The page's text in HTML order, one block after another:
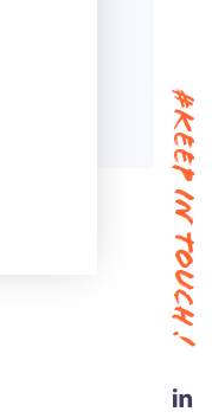
#keep in touch !